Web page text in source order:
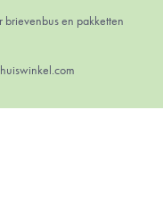
en pakketten